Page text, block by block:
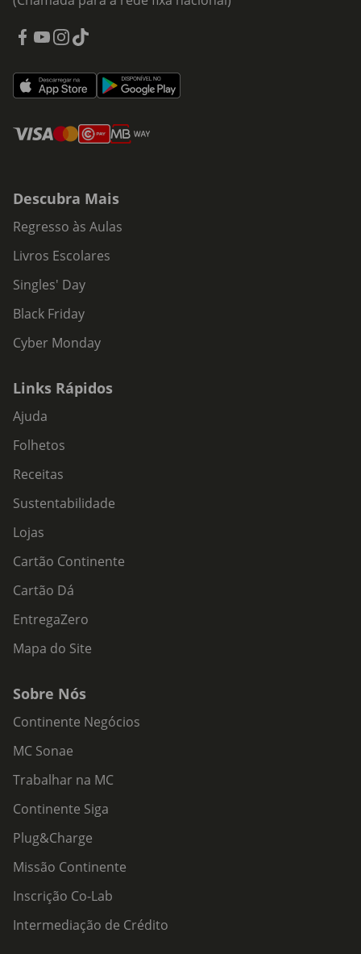
Descubra Mais
Regresso às Aulas
Livros Escolares
Singles' Day
Black Friday
Cyber Monday
Links Rápidos
Ajuda
Folhetos
Receitas
Sustentabilidade
Lojas
Cartão Continente
Cartão Dá
EntregaZero
Mapa do Site
Sobre Nós
Continente Negócios
MC Sonae
Trabalhar na MC
Continente Siga
Plug&Charge
Missão Continente
Inscrição Co-Lab
Intermediação de Crédito